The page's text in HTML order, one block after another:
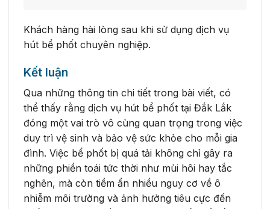
Khách hàng hài lòng sau khi sử dụng dịch vụ
hút bể phốt chuyên nghiệp.
Kết luận
Qua những thông tin chi tiết trong bài viết, có
thể thấy rằng dịch vụ hút bể phốt tại Đắk Lắk
đóng một vai trò vô cùng quan trọng trong việc
duy trì vệ sinh và bảo vệ sức khỏe cho mỗi gia
đình. Việc bể phốt bị quá tải không chỉ gây ra
những phiền toái tức thời như mùi hôi hay tắc
nghẽn, mà còn tiềm ẩn nhiều nguy cơ về ô
nhiễm môi trường và ảnh hưởng tiêu cực đến